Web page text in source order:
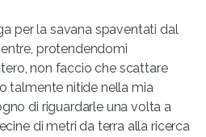
per la savana spaventati dal
protendendomi
non faccio che scattare
talmente nitide nella mia
di riguardarle una volta a
di metri da terra alla ricerca